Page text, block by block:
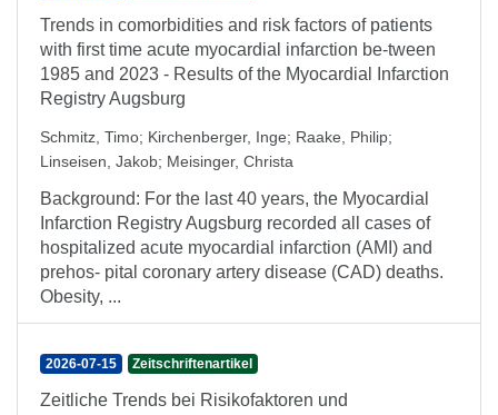
Trends in comorbidities and risk factors of patients
with first time acute myocardial infarction be-tween
1985 and 2023 - Results of the Myocardial Infarction
Registry Augsburg
Schmitz, Timo; Kirchenberger, Inge; Raake, Philip;
Linseisen, Jakob; Meisinger, Christa
Background: For the last 40 years, the Myocardial
Infarction Registry Augsburg recorded all cases of
hospitalized acute myocardial infarction (AMI) and
prehos- pital coronary artery disease (CAD) deaths.
Obesity, ...
2026-07-15 Zeitschriftenartikel
Zeitliche Trends bei Risikofaktoren und